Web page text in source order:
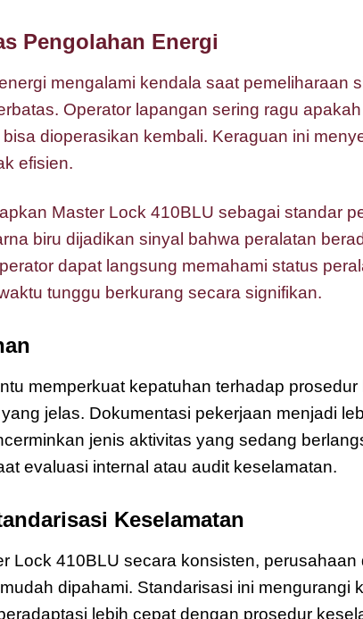
Pengolahan Energi
mengalami kendala saat pemeliharaan
Operator lapangan sering ragu
dioperasikan kembali. Keraguan ini
efisien.
Master Lock 410BLU sebagai standar
biru dijadikan sinyal bahwa peralatan
dapat langsung memahami status
tunggu berkurang secara signifikan.
memperkuat kepatuhan terhadap prosedur
jelas. Dokumentasi pekerjaan menjadi
jenis aktivitas yang sedang
evaluasi internal atau audit keselamatan.
Keselamatan
Lock 410BLU secara konsisten, perusahaan
dipahami. Standarisasi ini mengurangi
lebih cepat dengan prosedur